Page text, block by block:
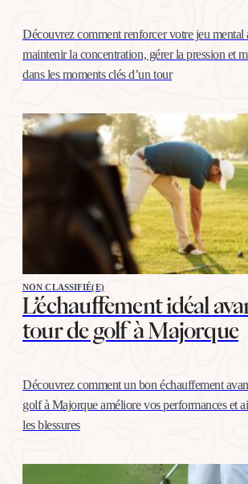
Découvrez comment renforcer votre jeu
maintenir la concentration, gérer la pression et
dans les moments clés d’un tour
NON CLASSIFIÉ(E)
L’échauffement idéal
tour de golf à Majorque
Découvrez comment un bon échauffement
golf à Majorque améliore vos performances et
les blessures